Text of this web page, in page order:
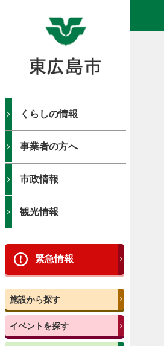
くらしの情報
事業者の方へ
市政情報
観光情報
緊急情報
施設から探す
イベントを探す